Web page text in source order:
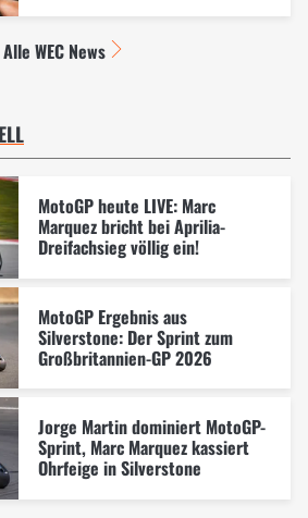
Alle WEC News
MotoGP heute LIVE: Marc
Marquez bricht bei Aprilia-
Dreifachsieg völlig ein!
MotoGP Ergebnis aus
Silverstone: Der Sprint zum
Großbritannien-GP 2026
Jorge Martin dominiert MotoGP-
Sprint, Marc Marquez kassiert
Ohrfeige in Silverstone